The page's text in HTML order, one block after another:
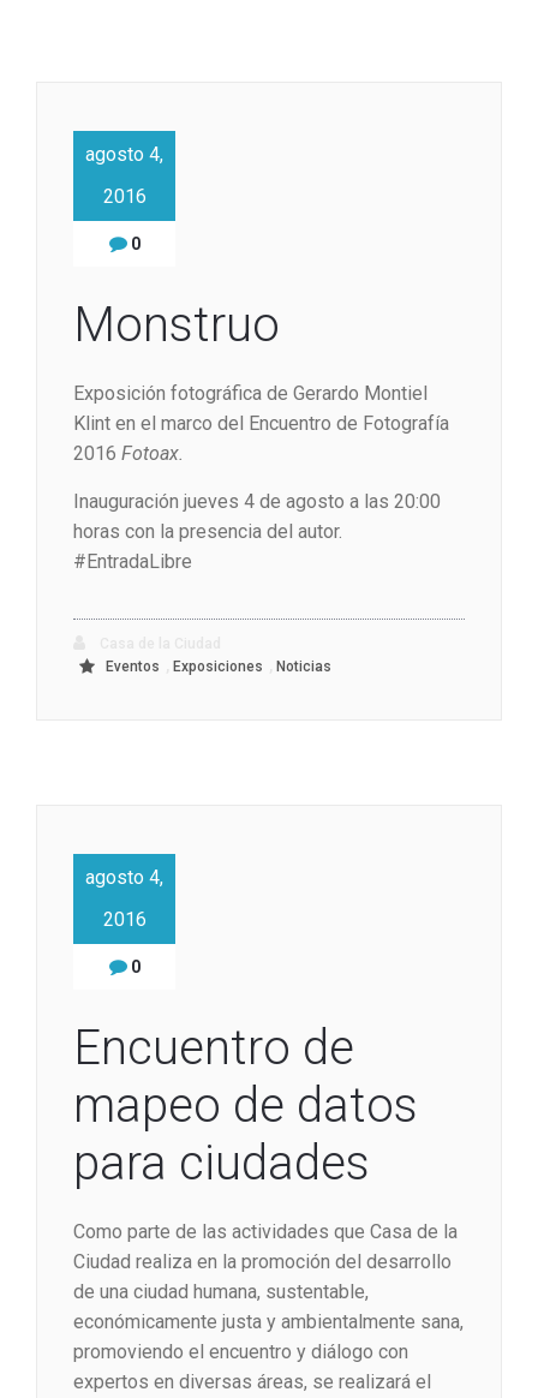
agosto 4,
2016
0
Monstruo
Exposición fotográfica de Gerardo Montiel
Klint en el marco del Encuentro de Fotografía
2016 Fotoax.
Inauguración jueves 4 de agosto a las 20:00
horas con la presencia del autor.
#EntradaLibre
Eventos
Exposiciones Noticias
agosto 4,
2016
0
Encuentro de
mapeo de datos
para ciudades
Como parte de las actividades que Casa de la
Ciudad realiza en la promoción del desarrollo
de una ciudad humana, sustentable,
económicamente justa y ambientalmente sana,
promoviendo el encuentro y diálogo con
expertos en diversas áreas, se realizará el